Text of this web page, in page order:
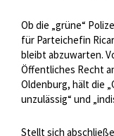
Ob die „grüne“
für Parteichefin
bleibt abzuwarten.
Öffentliches Recht
Oldenburg, hält die
unzulässig“ und
Stellt sich